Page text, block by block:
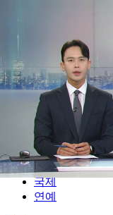
YTN
TV프로그램
홈
정치
경제
사회
국제
연예